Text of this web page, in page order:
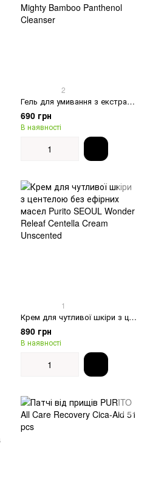
2
Гель для умивання з екстрактом бамбука та пантенолом Purito Seoul Mighty Bamboo Panthenol Cleanser
690 грн
В наявності
1
Крем для чутливої шкіри з центелою без ефірних масел Purito SEOUL Wonder Releaf Centella Cream Unscented
890 грн
В наявності